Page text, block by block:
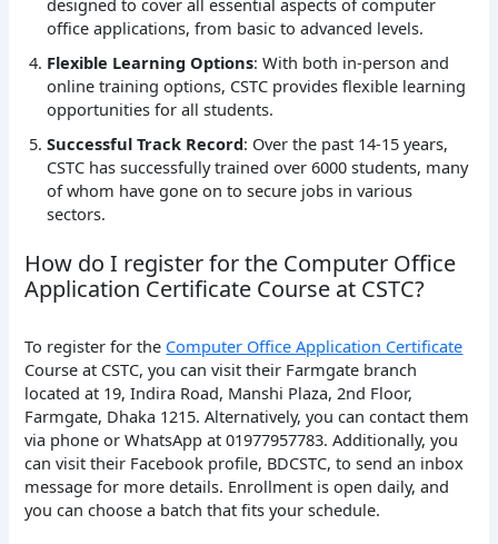
office applications, from basic to advanced levels.
Flexible Learning Options: With both in-person and
online training options, CSTC provides flexible learning
opportunities for all students.
Successful Track Record: Over the past 14-15 years,
CSTC has successfully trained over 6000 students, many
of whom have gone on to secure jobs in various
sectors.
How do I register for the Computer Office
Application Certificate Course at CSTC?
To register for the Computer Office Application Certificate
Course at CSTC, you can visit their Farmgate branch
located at 19, Indira Road, Manshi Plaza, 2nd Floor,
Farmgate, Dhaka 1215. Alternatively, you can contact them
via phone or WhatsApp at 01977957783. Additionally, you
can visit their Facebook profile, BDCSTC, to send an inbox
message for more details. Enrollment is open daily, and
you can choose a batch that fits your schedule.